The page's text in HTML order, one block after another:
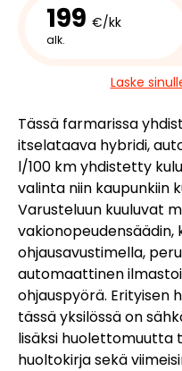
199 €/kk
alk.
Laske
Tässä farmarissa
itselataava hybridi,
l/100 km yhdistetty
valinta niin kaupunkiin
Varusteluun kuuluvat
vakionopeudensäädin,
ohjausavustimella,
automaattinen
ohjauspyörä. Erityisen
tässä yksilössä on
lisäksi huolettomuutta
huoltokirja sekä